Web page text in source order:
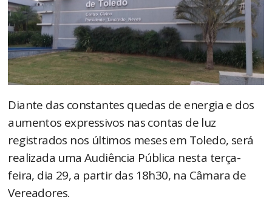
Diante das constantes quedas de energia e dos
aumentos expressivos nas contas de luz
registrados nos últimos meses em Toledo, será
realizada uma Audiência Pública nesta terça-
feira, dia 29, a partir das 18h30, na Câmara de
Vereadores.